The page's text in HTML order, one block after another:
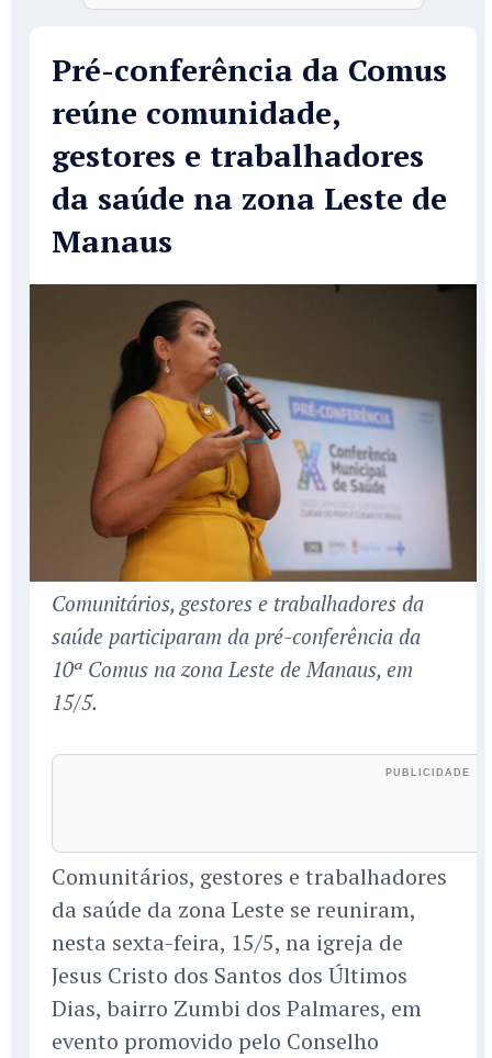
Pré-conferência da Comus
reúne comunidade,
gestores e trabalhadores
da saúde na zona Leste de
Manaus
Comunitários, gestores e trabalhadores da
saúde participaram da pré-conferência da
10ª Comus na zona Leste de Manaus, em
15/5.
Comunitários, gestores e trabalhadores
da saúde da zona Leste se reuniram,
nesta sexta-feira, 15/5, na igreja de
Jesus Cristo dos Santos dos Últimos
Dias, bairro Zumbi dos Palmares, em
evento promovido pelo Conselho